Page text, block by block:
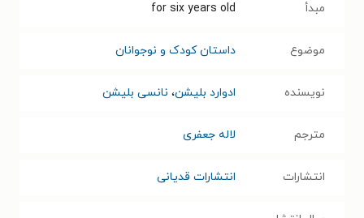
مبدأ
for six years old
موضوع داستان کودک و نوجوانان
نویسنده ادوارد بلیشن، نانسی بلیشن
مترجم لاله جعفری
انتشارات انتشارات قدیانی